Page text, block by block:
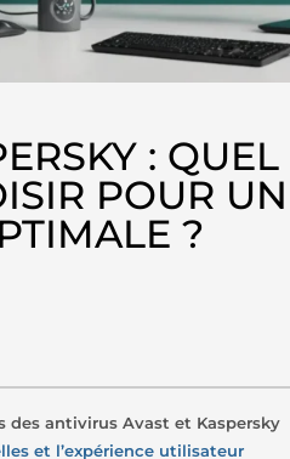
: QUEL
POUR
?
des antivirus Avast et Kaspersky
et l’expérience utilisateur